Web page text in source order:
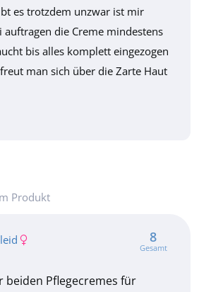
es trotzdem unzwar ist mir
auftragen die Creme mindestens
bis alles komplett eingezogen
man sich über die Zarte Haut
Produkt
8
Gesamt
beiden Pflegecremes für